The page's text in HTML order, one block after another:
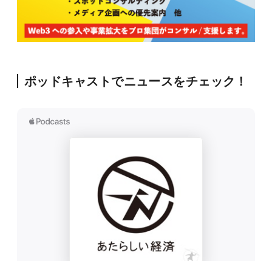
ポッドキャストでニュースをチェック！